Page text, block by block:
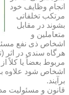
انجام وظایف خود
مرتکب تخلفاتی
بشوند در مقابل
متعاملین و
اشخاص ذی نفع
هرگاه سندی در اثر
مربوط بعضاً یا کلاً
اشخاص شود علاوه
برآیند.
قانون و مسئولیت